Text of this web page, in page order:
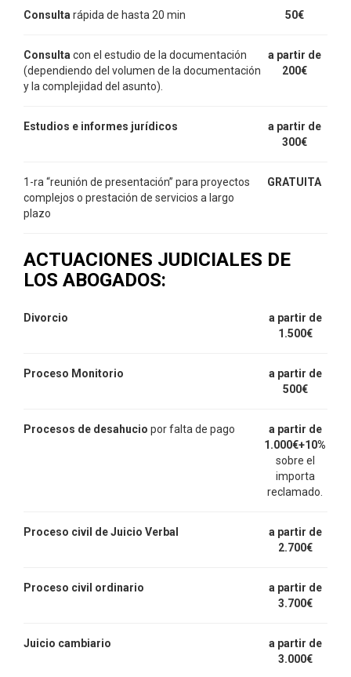
Consulta rápida de hasta 20 min 50€
Consulta con el estudio de la documentación
(dependiendo del volumen de la documentación
y la complejidad del asunto).
a partir de
200€
Estudios e informes jurídicos
a partir de
300€
1-ra “reunión de presentación” para proyectos
complejos o prestación de servicios a largo
plazo
GRATUITA
ACTUACIONES JUDICIALES DE
LOS ABOGADOS:
Divorcio
a partir de
1.500€
Proceso Monitorio
a partir de
500€
Procesos de desahucio por falta de pago
a partir de
1.000€+10%
sobre el
importa
reclamado.
Proceso civil de Juicio Verbal
a partir de
2.700€
Proceso civil ordinario
a partir de
3.700€
Juicio cambiario
a partir de
3.000€